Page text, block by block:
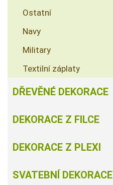
Ostatní
Navy
Military
Textilní záplaty
DŘEVĚNÉ DEKORACE
DEKORACE Z FILCE
DEKORACE Z PLEXI
SVATEBNÍ DEKORACE